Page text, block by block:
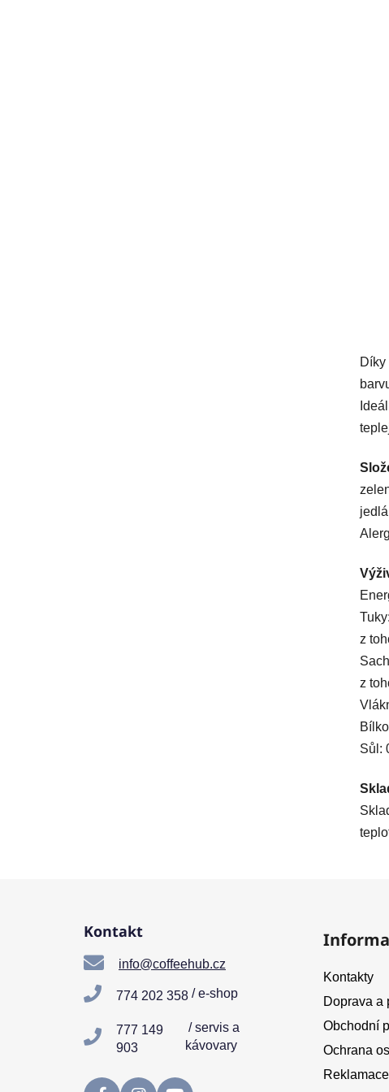
z
z
Sůl:
Kontakt
info@coffeehub.cz
774 202 358 / e-shop
777 149
903
/ servis a
kávovary
Kontakty
Doprava a
Obchodní
Ochrana